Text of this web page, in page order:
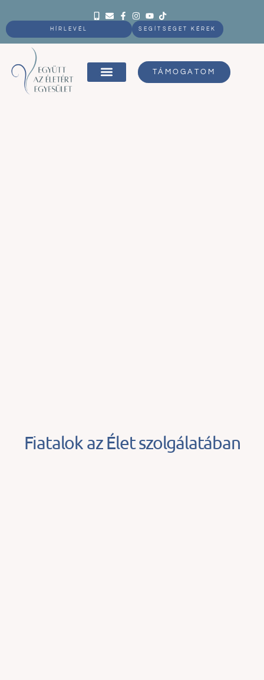
HÍRLEVÉL SEGÍTSÉGET KÉREK
TÁMOGATOM
Fiatalok az Élet szolgálatában